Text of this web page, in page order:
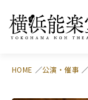
HOME 公演・催事